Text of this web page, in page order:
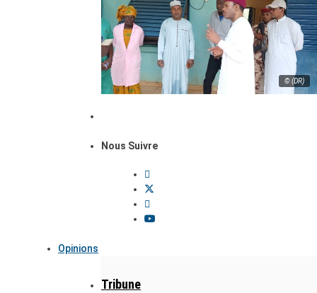
© (DR)
Nous Suivre
Opinions
Tribune